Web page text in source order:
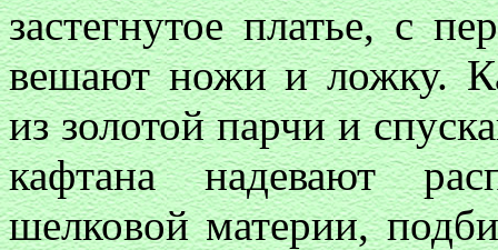
застегнутое платье, с
вешают ножи и ложку.
из золотой парчи и
кафтана надевают
шелковой материи,